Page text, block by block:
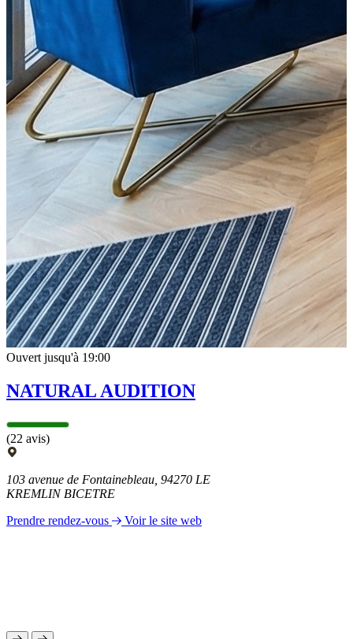
Ouvert jusqu'à 19:00
NATURAL AUDITION
(22 avis)
103 avenue de Fontainebleau, 94270 LE
KREMLIN BICETRE
Prendre rendez-vous
Voir le site web